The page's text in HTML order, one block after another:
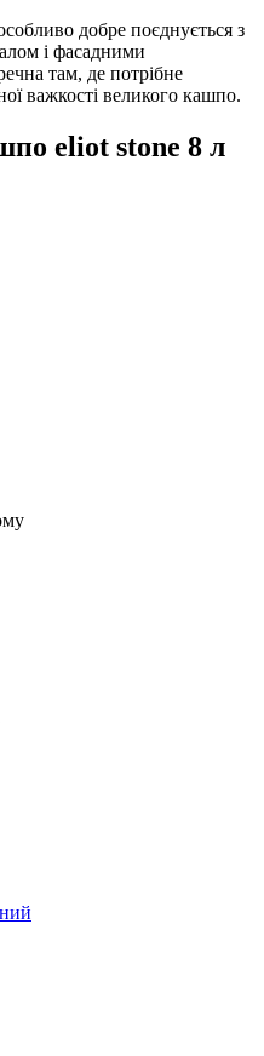
добре поєднується з
і фасадними
там, де потрібне
важкості великого кашпо.
eliot stone 8 л